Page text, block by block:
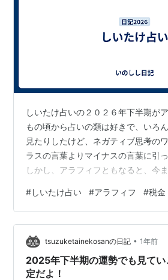
しいたけ占いの２０２６年下半期が
もの頃から占いの類は好きで、いろ
見たりしたけど、ネガティブ思考の
ラスの言葉よりマイナスの言葉に引
しかし、アラフィフともなると、今
のいい言葉だけを聴いて生きていっ
い。ということで、数年前からワタ
言えば、背中を押してくれるような
「しいたけ占い」一択なのである。
ある「獅子座」を読む。すると、何
が。それは「運命からの税金」。２
#しいたけ占い #アラフィフ #税金
tsuzuketainekosanの日記 • 1年前
2025年下半期の運勢でも見て
定だよ！